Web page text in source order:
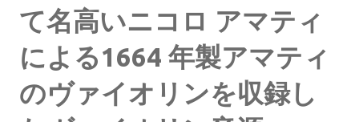
て名高いニコロ アマティ
による1664 年製アマティ
のヴァイオリンを収録し